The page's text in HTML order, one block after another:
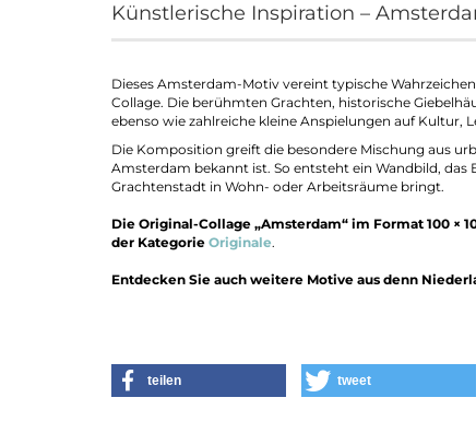
Künstlerische Inspiration –
Dieses Amsterdam-Motiv vereint typische
Collage. Die berühmten Grachten, historische
ebenso wie zahlreiche kleine Anspielungen auf Kultur,
Die Komposition greift die besondere Mischung aus
Amsterdam bekannt ist. So entsteht ein Wandbild,
Grachtenstadt in Wohn- oder Arbeitsräume bringt.
Die Original-Collage „Amsterdam“ im Format 100 ×
der Kategorie Originale.
Entdecken Sie auch weitere Motive aus denn
teilen tweet